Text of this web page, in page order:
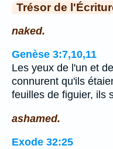
Trésor de
naked.
Genèse 3:7,10,11
Les yeux de l'un et
connurent qu'ils
feuilles de figuier, ils
ashamed.
Exode 32:25